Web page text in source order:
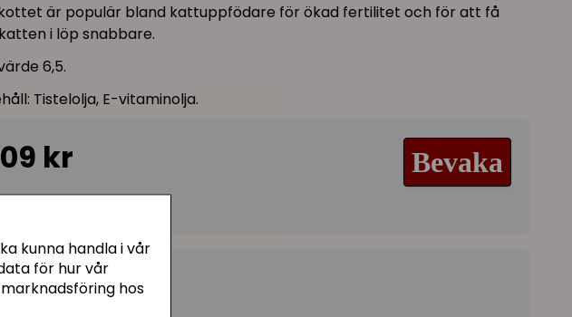
kunna handla i vår
för hur vår
hos
är populär bland kattuppfödare för ökad fertilitet och för att få
i löp snabbare.
6,5.
Tistelolja, E-vitaminolja.
kr Bevaka